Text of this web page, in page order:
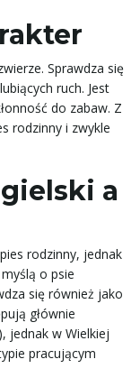
Sprawdza się
ruch. Jest
do zabaw. Z
rodzinny i zwykle
a
rodzinny, jednak
o psie
się również jako
głównie
jednak w Wielkiej
pracującym